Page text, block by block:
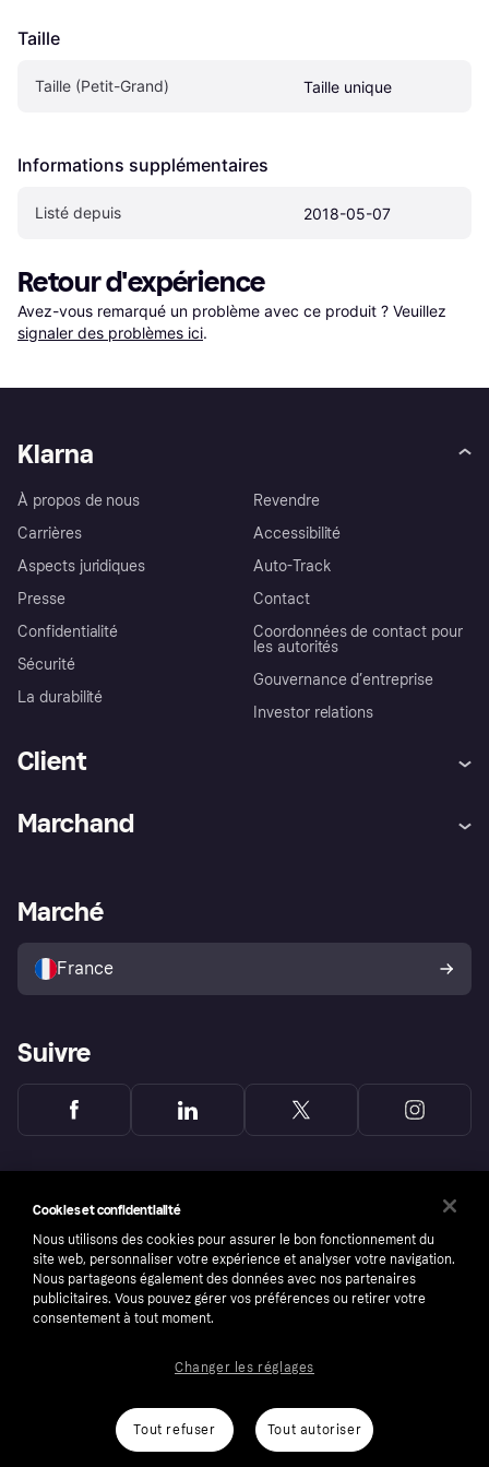
Taille
Taille (Petit-Grand) Taille unique
Informations supplémentaires
Listé depuis 2018-05-07
Retour d'expérience
Avez-vous remarqué un problème avec ce produit ? Veuillez
signaler des problèmes ici.
Klarna
À propos de nous
Carrières
Aspects juridiques
Presse
Confidentialité
Sécurité
La durabilité
Revendre
Accessibilité
Auto-Track
Contact
Coordonnées de contact pour
les autorités
Gouvernance d’entreprise
Investor relations
Client
Explorez les magasins
Politique de protection de
l’acheteur Klarna
Marchand
Portail Marchand
Marché
France
Suivre
number: 556737-0431
ConditionsCookiesKlarna.com
Cookies et confidentialité
Nous utilisons des cookies pour assurer le bon fonctionnement du
site web, personnaliser votre expérience et analyser votre navigation.
Nous partageons également des données avec nos partenaires
publicitaires. Vous pouvez gérer vos préférences ou retirer votre
consentement à tout moment.
Tout refuser Tout autoriser
Changer les réglages